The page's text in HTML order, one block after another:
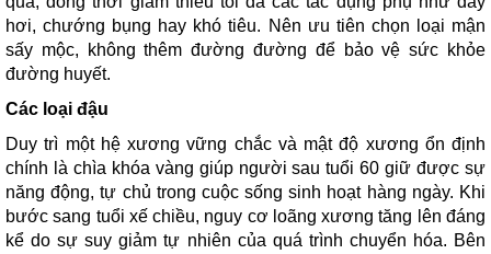
hơi, chướng bụng hay khó tiêu. Nên ưu tiên chọn loại mận
sấy mộc, không thêm đường đường để bảo vệ sức khỏe
đường huyết.
Các loại đậu
Duy trì một hệ xương vững chắc và mật độ xương ổn định
chính là chìa khóa vàng giúp người sau tuổi 60 giữ được sự
năng động, tự chủ trong cuộc sống sinh hoạt hàng ngày. Khi
bước sang tuổi xế chiều, nguy cơ loãng xương tăng lên đáng
kể do sự suy giảm tự nhiên của quá trình chuyển hóa. Bên